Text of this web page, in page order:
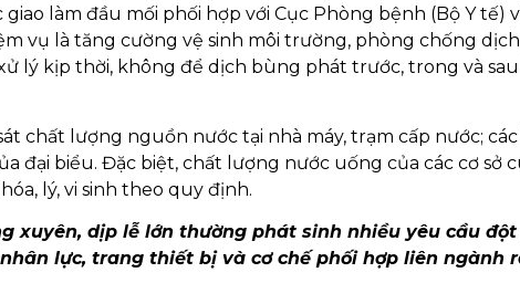
làm đầu mối phối hợp với Cục Phòng bệnh (Bộ Y tế)
vụ là tăng cường vệ sinh môi trường, phòng chống
lý kịp thời, không để dịch bùng phát trước, trong và
chất lượng nguồn nước tại nhà máy, trạm cấp nước;
đại biểu. Đặc biệt, chất lượng nước uống của các cơ sở
lý, vi sinh theo quy định.
xuyên, dịp lễ lớn thường phát sinh nhiều yêu cầu
lực, trang thiết bị và cơ chế phối hợp liên ngành